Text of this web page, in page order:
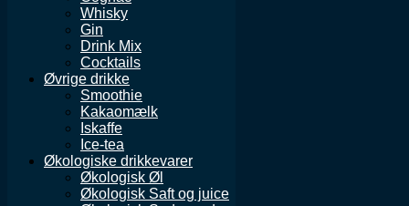
Whisky
Gin
Drink Mix
Cocktails
Øvrige drikke
Smoothie
Kakaomælk
Iskaffe
Ice-tea
Økologiske drikkevarer
Økologisk Øl
Økologisk Saft og juice